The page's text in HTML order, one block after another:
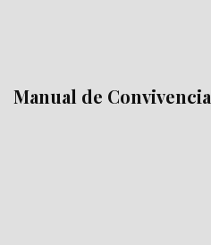
Manual de Convivencia